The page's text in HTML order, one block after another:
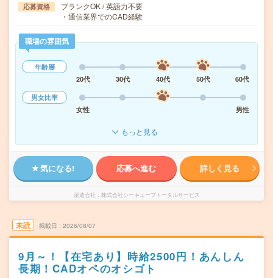
応募資格
ブランクOK / 英語力不要
・通信業界でのCAD経験
職場の雰囲気
年齢層
20代
30代 40代 50代
60代
男女比率
女性
男性
もっと見る
気になる! 応募へ進む 詳しく見る
派遣会社 株式会社シーキューブトータルサービス
未読 掲載日 2026/08/07
9月～！【在宅あり】時給2500円！あんしん
長期！CADオペのオシゴト